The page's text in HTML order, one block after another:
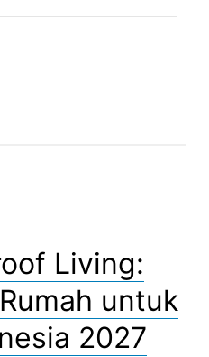
Living:
untuk
2027